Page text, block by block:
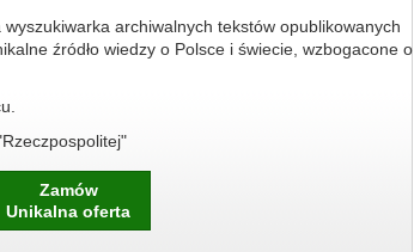
archiwalnych tekstów opublikowanych
źródło wiedzy o Polsce i świecie, wzbogacone o
Zamów
Unikalna oferta